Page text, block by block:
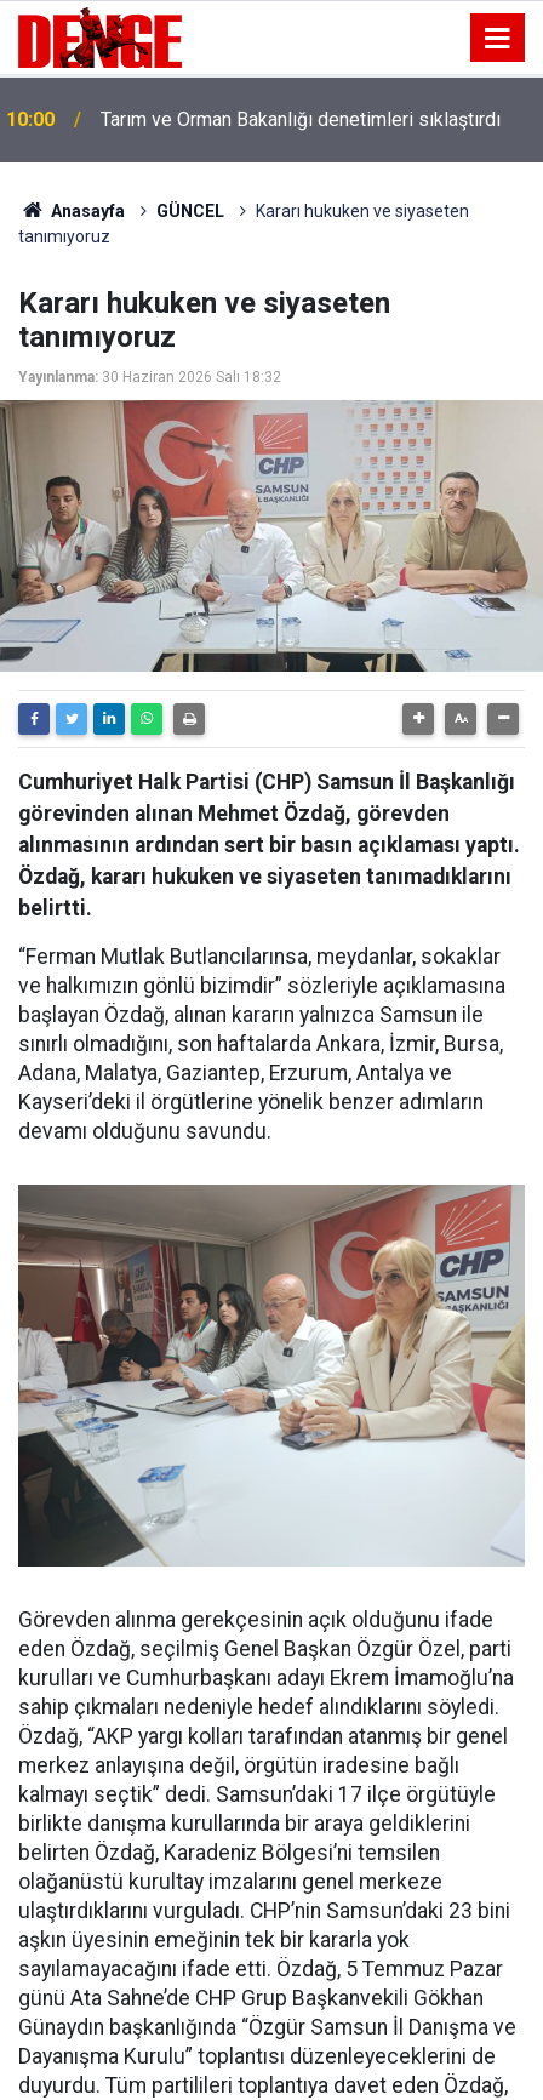
10:00 Tarım ve Orman Bakanlığı denetimleri sıklaştırdı
Anasayfa GÜNCEL
Kararı hukuken ve siyaseten
tanımıyoruz
Kararı hukuken ve siyaseten
tanımıyoruz
Yayınlanma: 30 Haziran 2026 Salı 18:32
Cumhuriyet Halk Partisi (CHP) Samsun İl Başkanlığı
görevinden alınan Mehmet Özdağ, görevden
alınmasının ardından sert bir basın açıklaması yaptı.
Özdağ, kararı hukuken ve siyaseten tanımadıklarını
belirtti.
“Ferman Mutlak Butlancılarınsa, meydanlar, sokaklar
ve halkımızın gönlü bizimdir” sözleriyle açıklamasına
başlayan Özdağ, alınan kararın yalnızca Samsun ile
sınırlı olmadığını, son haftalarda Ankara, İzmir, Bursa,
Adana, Malatya, Gaziantep, Erzurum, Antalya ve
Kayseri’deki il örgütlerine yönelik benzer adımların
devamı olduğunu savundu.
Görevden alınma gerekçesinin açık olduğunu ifade
eden Özdağ, seçilmiş Genel Başkan Özgür Özel, parti
kurulları ve Cumhurbaşkanı adayı Ekrem İmamoğlu’na
sahip çıkmaları nedeniyle hedef alındıklarını söyledi.
Özdağ, “AKP yargı kolları tarafından atanmış bir genel
merkez anlayışına değil, örgütün iradesine bağlı
kalmayı seçtik” dedi. Samsun’daki 17 ilçe örgütüyle
birlikte danışma kurullarında bir araya geldiklerini
belirten Özdağ, Karadeniz Bölgesi’ni temsilen
olağanüstü kurultay imzalarını genel merkeze
ulaştırdıklarını vurguladı. CHP’nin Samsun’daki 23 bini
aşkın üyesinin emeğinin tek bir kararla yok
sayılamayacağını ifade etti. Özdağ, 5 Temmuz Pazar
günü Ata Sahne’de CHP Grup Başkanvekili Gökhan
Günaydın başkanlığında “Özgür Samsun İl Danışma ve
Dayanışma Kurulu” toplantısı düzenleyeceklerini de
duyurdu. Tüm partilileri toplantıya davet eden Özdağ,